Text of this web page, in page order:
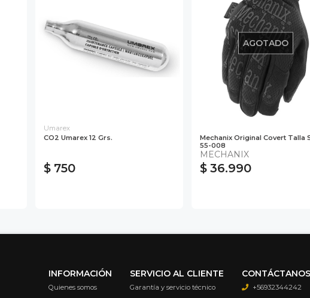
Umarex
CO2 Umarex 12 Grs.
$ 750
AGOTADO
Mechanix Original Covert Talla
55-008
MECHANIX
$ 36.990
INFORMACIÓN
Quienes somos
SERVICIO AL CLIENTE
Garantía y servicio técnico
CONTÁCTANOS
+56932344242